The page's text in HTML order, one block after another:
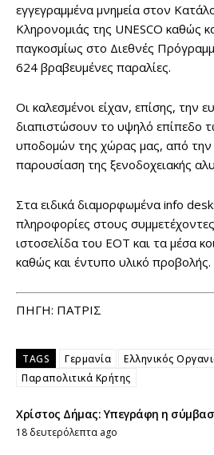
εγγεγραμμένα μνημεία στον
Κληρονομιάς της UNESCO καθώς
παγκοσμίως στο Διεθνές
624 βραβευμένες παραλίες.
Οι καλεσμένοι είχαν, επίσης, την
διαπιστώσουν το υψηλό επίπεδο
υποδομών της χώρας μας, από την
παρουσίαση της ξενοδοχειακής
Στα ειδικά διαμορφωμένα info
πληροφορίες στους
ιστοσελίδα του ΕΟΤ και τα μέσα
καθώς και έντυπο υλικό προβολής.
ΠΗΓΗ: ΠΑΤΡΙΣ
TAGS Γερμανία Ελληνικός
Παραπολιτικά Κρήτης
Χρίστος Δήμας: Υπεγράφη η
18 δευτερόλεπτα ago